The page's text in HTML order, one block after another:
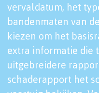
vervaldatum, het
bandenmaten van
kiezen om het
extra informatie die
uitgebreidere
schaderapport het